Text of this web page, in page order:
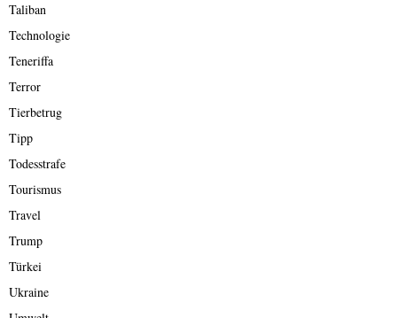
Taliban
Technologie
Teneriffa
Terror
Tierbetrug
Tipp
Todesstrafe
Tourismus
Travel
Trump
Türkei
Ukraine